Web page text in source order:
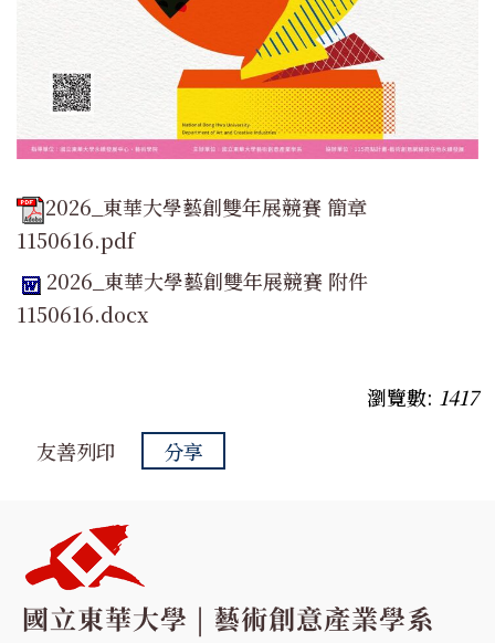
2026_東華大學藝創雙年展競賽 簡章
1150616.pdf
2026_東華大學藝創雙年展競賽 附件
1150616.docx
瀏覽數: 1417
友善列印
分享